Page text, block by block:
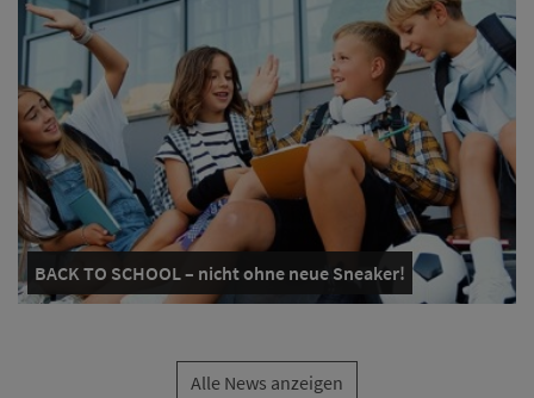
BACK TO SCHOOL – nicht ohne neue Sneaker!
Alle News anzeigen